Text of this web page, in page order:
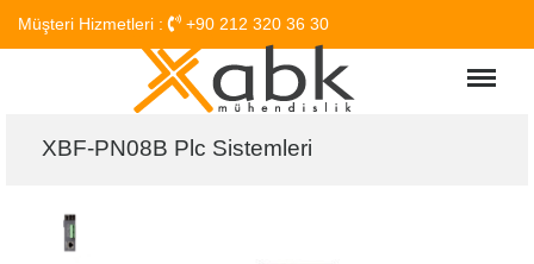
Müşteri Hizmetleri : +90 212 320 36 30
Menu
XBF-PN08B Plc Sistemleri